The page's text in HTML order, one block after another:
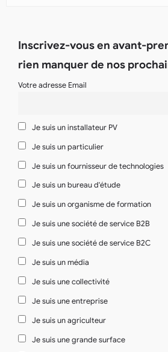
Inscrivez-vous en avant-
rien manquer de nos
Votre adresse Email
Je suis un installateur PV
Je suis un particulier
Je suis un fournisseur de technologies
Je suis un bureau d'étude
Je suis un organisme de formation
Je suis une société de service B2B
Je suis une société de service B2C
Je suis un média
Je suis une collectivité
Je suis une entreprise
Je suis un agriculteur
Je suis une grande surface